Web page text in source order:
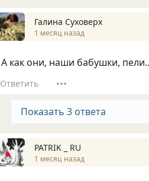
Галина Суховерх
1 месяц назад
А как они, наши бабушки,
Ответить
Показать 3 ответа
PATRIK _ RU
1 месяц назад